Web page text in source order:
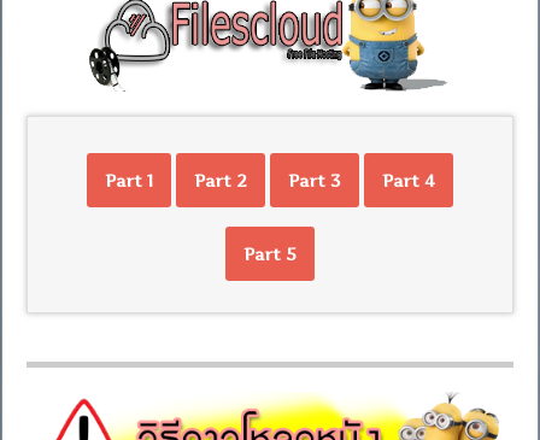
Part 1 Part 2 Part 3 Part 4
Part 5